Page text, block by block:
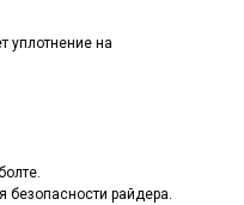
уплотнение на
райдера.